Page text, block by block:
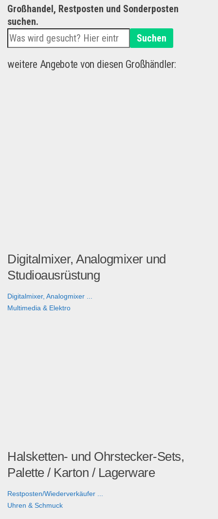
Großhandel, Restposten und Sonderposten
suchen.
Suchen
weitere Angebote von diesen Großhändler:
Digitalmixer, Analogmixer und
Studioausrüstung
Digitalmixer, Analogmixer ...
Multimedia & Elektro
Halsketten- und Ohrstecker-Sets,
Palette / Karton / Lagerware
Restposten/Wiederverkäufer ...
Uhren & Schmuck